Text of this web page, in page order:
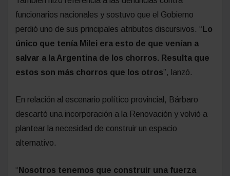
funcionarios nacionales y sostuvo que el Gobierno
perdió uno de sus principales atributos discursivos. “ Lo
único que tenía Milei era esto de que venían a
salvar a la Argentina de los chorros. Resulta que
estos son más chorros que los otros”, lanzó.
En relación al escenario político provincial, Bárbaro
descartó una incorporación a la Renovación y volvió a
plantear la necesidad de construir un espacio
alternativo.
“ Nosotros tenemos que construir una fuerza